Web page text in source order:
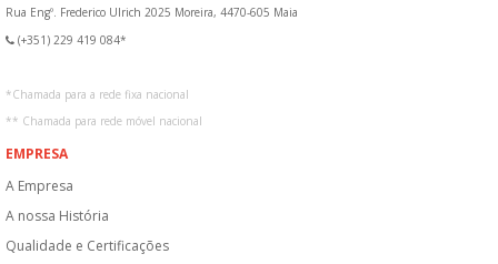
Rua Engº. Frederico Ulrich 2025 Moreira, 4470-605 Maia
(+351) 229 419 084*
*Chamada para a rede fixa nacional
** Chamada para rede móvel nacional
EMPRESA
A Empresa
A nossa História
Qualidade e Certificações